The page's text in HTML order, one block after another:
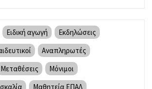
Ειδική αγωγή
Εκδηλώσεις
Αναπληρωτές
Μεταθέσεις
Μόνιμοι
Μαθητεία ΕΠΑΛ